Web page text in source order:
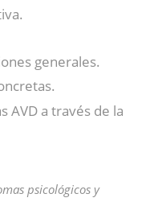
generales.
AVD a través de la
psicológicos y